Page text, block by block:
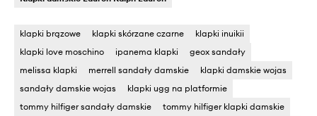
klapki brązowe klapki skórzane czarne
klapki inuikii
klapki love moschino
ipanema klapki
geox sandały
melissa klapki
merrell sandały damskie
klapki damskie wojas
sandały damskie wojas
klapki ugg na platformie
tommy hilfiger sandały damskie
tommy hilfiger klapki damskie